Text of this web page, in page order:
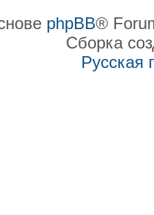
phpBB®
Сборка
Русская